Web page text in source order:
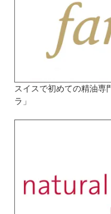
スイスで初めての精油専
ラ」